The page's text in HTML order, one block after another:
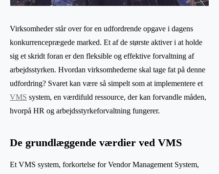
Virksomheder står over for en udfordrende opgave i dagens
konkurrenceprægede marked. Et af de største aktiver i at holde
sig et skridt foran er den fleksible og effektive forvaltning af
arbejdsstyrken. Hvordan virksomhederne skal tage fat på denne
udfordring? Svaret kan være så simpelt som at implementere et
VMS system, en værdifuld ressource, der kan forvandle måden,
hvorpå HR og arbejdsstyrkeforvaltning fungerer.
De grundlæggende værdier ved VMS
Et VMS system, forkortelse for Vendor Management System,